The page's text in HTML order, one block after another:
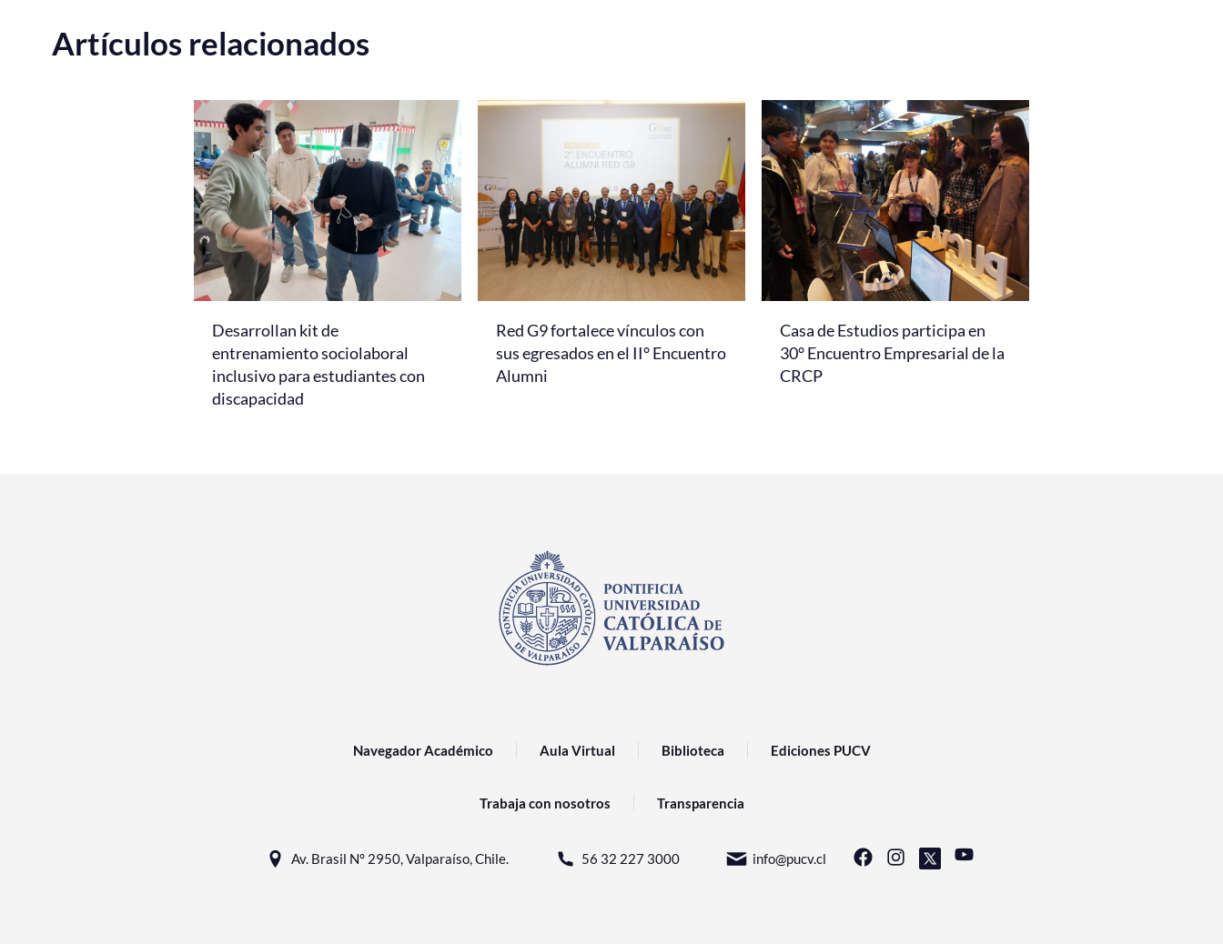
Artículos relacionados
Desarrollan kit de
entrenamiento sociolaboral
inclusivo para estudiantes con
discapacidad
Red G9 fortalece vínculos con
sus egresados en el II° Encuentro
Alumni
Casa de Estudios participa en
30° Encuentro Empresarial de la
CRCP
Navegador Académico Aula Virtual Biblioteca Ediciones PUCV
Trabaja con nosotros Transparencia
Av. Brasil N° 2950, Valparaíso, Chile. 56 32 227 3000 info@pucv.cl